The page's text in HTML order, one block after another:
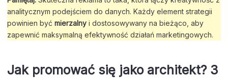
analitycznym podejściem do danych. Każdy element strategii
powinien być mierzalny i dostosowywany na bieżąco, aby
zapewnić maksymalną efektywność działań marketingowych.
Jak promować się jako architekt? 3